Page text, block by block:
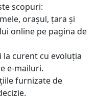
scopuri:
orașul, țara și
online pe pagina de
curent cu evoluția
e-mailuri.
furnizate de